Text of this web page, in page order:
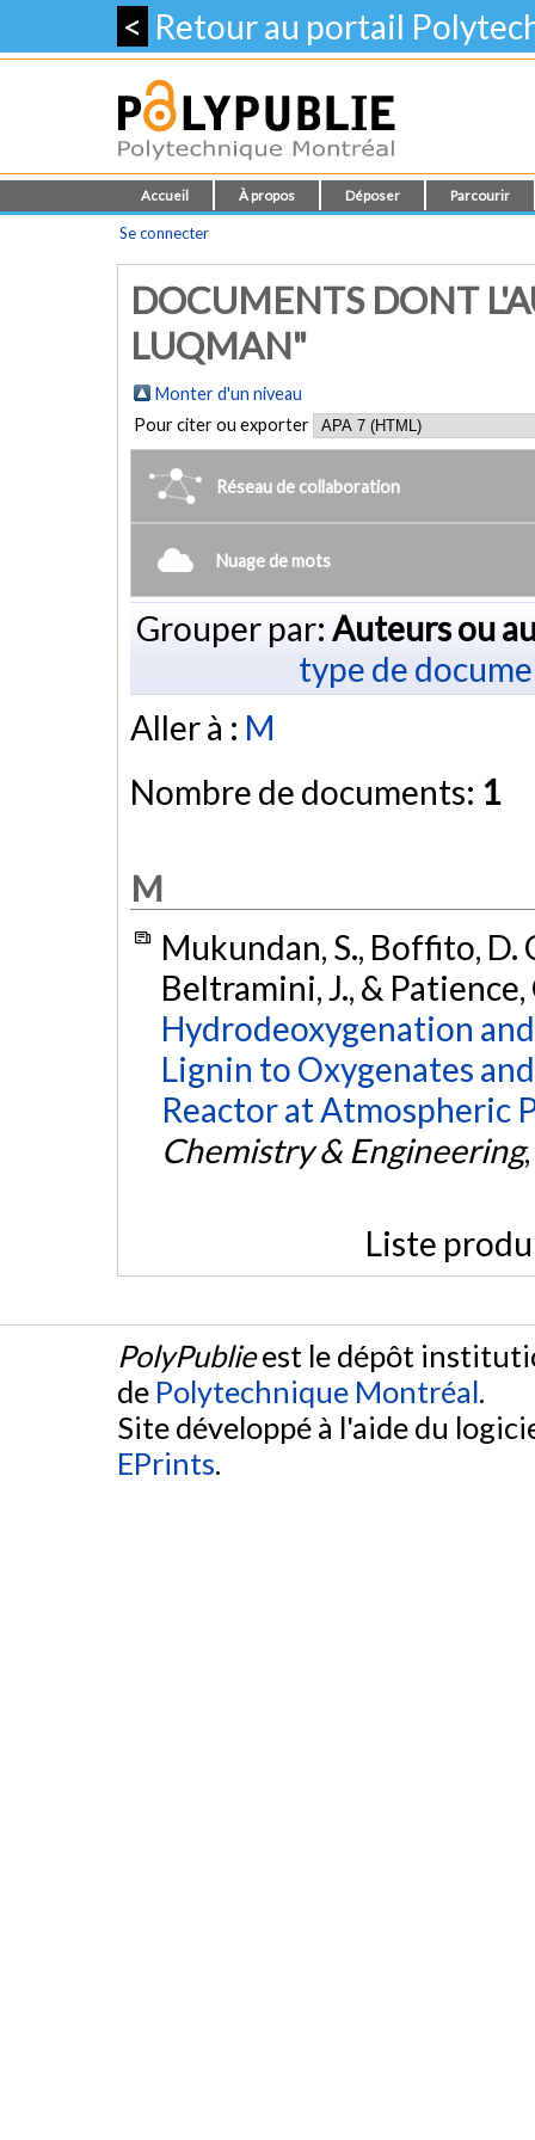
< Retour au portail
Accueil À propos Déposer Parcourir
Se connecter
DOCUMENTS DONT
LUQMAN"
Monter d'un niveau
Pour citer ou exporter
Réseau de collaboration
Nuage de mots
Grouper par: Auteurs ou
type de
Aller à : M
Nombre de documents: 1
M
Mukundan, S., Boffito, D.
Beltramini, J., & Patience,
Hydrodeoxygenation
Lignin to Oxygenates
Reactor at Atmospheric
Chemistry & Engineering,
Liste
PolyPublieest le dépôt
de Polytechnique Montréal.
Site développé à l'aide du
EPrints.